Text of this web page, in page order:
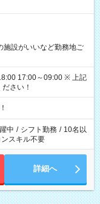
設がいいなど勤務地ご
17:00～09:00 ※ 上記
さい！
中 / シフト勤務 / 10名以
スキル不要
詳細へ